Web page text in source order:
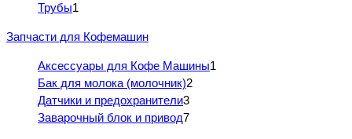
Трубы1
Запчасти для Кофемашин
Аксессуары для Кофе Машины1
Бак для молока (молочник)2
Датчики и предохранители3
Заварочный блок и привод7